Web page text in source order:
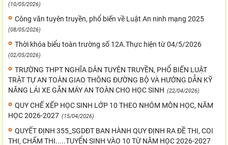
(10/05/2026)
Công văn tuyên truyền, phổ biến về Luật An ninh mạng 2025
(08/05/2026)
Thời khóa biểu toàn trường số 12A.Thực hiện từ 04/5/2026
(02/05/2026)
TRƯỜNG THPT NGHĨA DÂN TUYÊN TRUYỀN, PHỔ BIẾN LUẬT
TRẬT TỰ AN TOÀN GIAO THÔNG ĐƯỜNG BỘ VÀ HƯỚNG DẪN KỸ
NĂNG LÁI XE GẮN MÁY AN TOÀN CHO HỌC SINH (22/04/2026)
QUY CHẾ XẾP HỌC SINH LỚP 10 THEO NHÓM MÔN HỌC, NĂM
HỌC 2026-2027 (15/04/2026)
QUYẾT ĐỊNH 355_SGDĐT BAN HÀNH QUY ĐỊNH RA ĐỀ THI, COI
THI, CHẤM THI.....TUYỂN SINH VÀO 10 TỪ NĂM HỌC 2026-2027